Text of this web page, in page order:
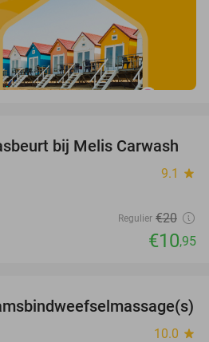
45%
bij Melis Carwash
9.1 star
Regulier €20
€10,95
40%
10.0 star